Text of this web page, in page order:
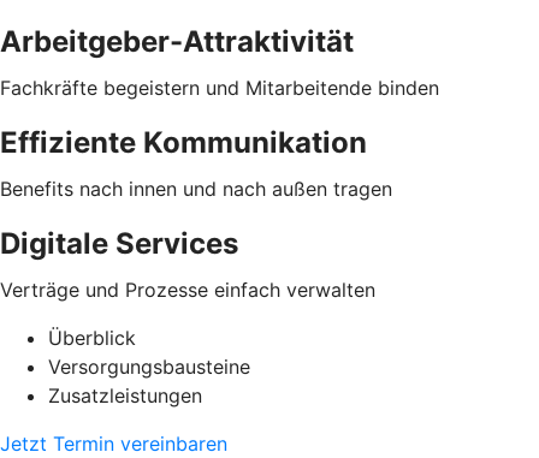
Arbeitgeber-Attraktivität
Fachkräfte begeistern und Mitarbeitende binden
Effiziente Kommunikation
Benefits nach innen und nach außen tragen
Digitale Services
Verträge und Prozesse einfach verwalten
Überblick
Versorgungsbausteine
Zusatzleistungen
Jetzt Termin vereinbaren